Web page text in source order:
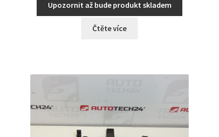
Upozornit až bude produkt skladem
Čtěte více